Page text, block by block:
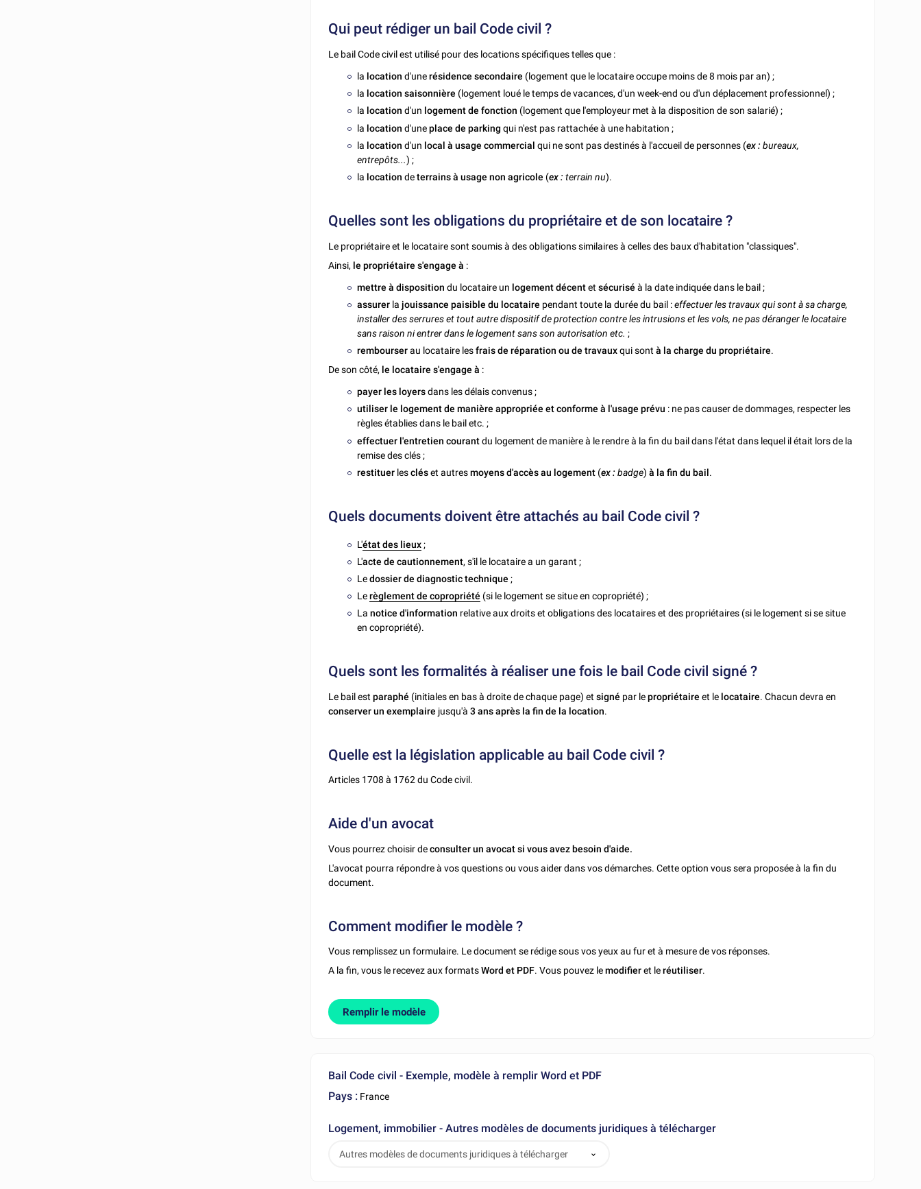
Qui peut rédiger un bail Code civil ?
Le bail Code civil est utilisé pour des locations spécifiques telles que :
la locationd'unerésidence secondaire (logement que le locataire occupe moins de 8 mois par an) ;
la location saisonnière (logement loué le temps de vacances, d'un week-end ou d'un déplacement professionnel) ;
la locationd'un logement de fonction (logement que l'employeur met à la disposition de son salarié) ;
la location d'uneplace de parking qui n'est pas rattachée à une habitation ;
la locationd'un local à usage commercial qui ne sont pas destinés à l'accueil de personnes (ex :bureaux,
entrepôts...) ;
la locationdeterrains à usage non agricole (ex :terrain nu).
Quelles sont les obligations du propriétaire et de son locataire ?
Le propriétaire et le locataire sont soumis à des obligations similaires à celles des baux d'habitation "classiques".
Ainsi, le propriétaire s'engage à :
mettre à dispositiondu locataire un logement décentetsécuriséà la date indiquée dans le bail ;
assurer lajouissance paisible du locataire pendant toute la durée du bail :effectuer les travaux qui sont à sa charge,
installer des serrures et tout autre dispositif de protection contre les intrusions et les vols, ne pas déranger le locataire
sans raison ni entrer dans le logement sans son autorisation etc.;
rembourserau locataire lesfrais de réparation ou de travauxqui sontà la charge du propriétaire.
De son côté, le locataire s'engage à :
payer les loyersdans les délais convenus ;
utiliser le logement de manière appropriée et conforme à l'usage prévu : ne pas causer de dommages, respecter les
règles établies dans le bail etc. ;
effectuer l'entretien courantdu logement de manière à le rendre à la fin du bail dans l'état dans lequel il était lors de la
remise des clés ;
restituer lescléset autresmoyens d'accès au logement (ex : badge) à la fin du bail.
Quels documents doivent être attachés au bail Code civil ?
L'état des lieux;
L'acte de cautionnement, s'il le locataire a un garant ;
Ledossier de diagnostic technique;
Lerèglement de copropriété (si le logement se situe en copropriété) ;
Lanotice d'information relative aux droits et obligations des locataires et des propriétaires (si le logement si se situe
en copropriété).
Quels sont les formalités à réaliser une fois le bail Code civil signé ?
Le bail estparaphé (initiales en bas à droite de chaque page) etsigné par lepropriétaireet le locataire. Chacun devra en
conserver un exemplaire jusqu'à3 ans après la fin de la location.
Quelle est la législation applicable au bail Code civil ?
Articles 1708 à 1762 du Code civil.
Aide d'un avocat
Vous pourrez choisir deconsulter un avocat si vous avez besoin d'aide.
L'avocat pourra répondre à vos questions ou vous aider dans vos démarches. Cette option vous sera proposée à la fin du
document.
Comment modifier le modèle ?
Vous remplissez un formulaire. Le document se rédige sous vos yeux au fur et à mesure de vos réponses.
A la fin, vous le recevez aux formatsWord et PDF. Vous pouvez lemodifieret leréutiliser.
Remplir le modèle
Bail Code civil - Exemple, modèle à remplir Word et PDF
Pays : France
Logement, immobilier - Autres modèles de documents juridiques à télécharger
Autres modèles de documents juridiques à télécharger